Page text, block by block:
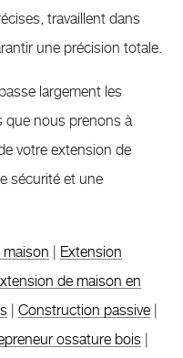
travaillent dans
une précision totale.
largement les
que nous prenons à
votre extension de
sécurité et une
Extension
de maison en
Construction passive
ossature bois